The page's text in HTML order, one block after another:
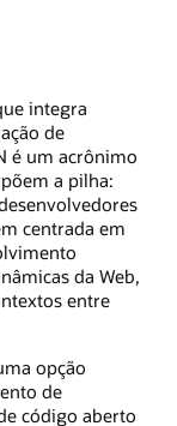
integra
de
é um acrônimo
a pilha:
centrada em
da Web,
entre
opção
de
código aberto